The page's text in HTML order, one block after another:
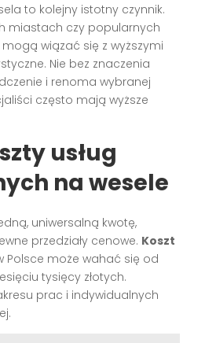
to kolejny istotny czynnik.
miastach czy popularnych
wiązać się z wyższymi
Nie bez znaczenia
i renoma wybranej
często mają wyższe
usług
na wesele
uniwersalną kwotę,
przedziały cenowe. Koszt
Polsce może wahać się od
tysięcy złotych.
prac i indywidualnych